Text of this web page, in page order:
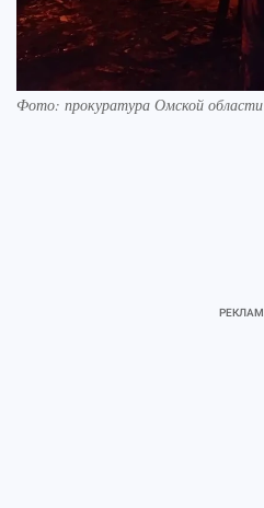
Фото: прокуратура Омской области